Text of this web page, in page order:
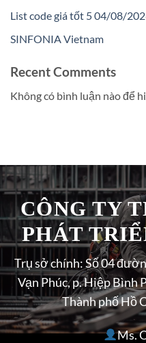
List code giá tốt 5 04/08/
SINFONIA Vietnam
Recent Comments
Không có bình luận nào để
CÔNG TY
PHÁT
Trụ sở chính: Số 04
Vạn Phúc, p. Hiệp Bình
Thành phố Hồ
Ms.